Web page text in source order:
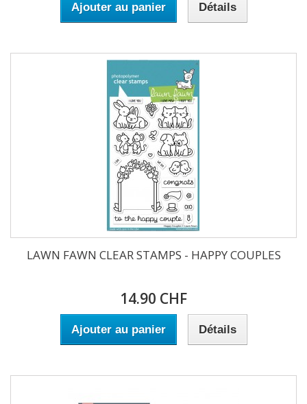
Ajouter au panier Détails
LAWN FAWN CLEAR STAMPS - HAPPY COUPLES
14.90 CHF
Ajouter au panier Détails